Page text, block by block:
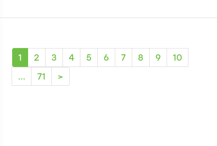
說明：收錄於
「MIND.A.DAY《閃卡系列》盲
包一卡通」全系列共8款隨機獲
1
(current)
2 3 4 5 6 7 8 9
10
...
71 >